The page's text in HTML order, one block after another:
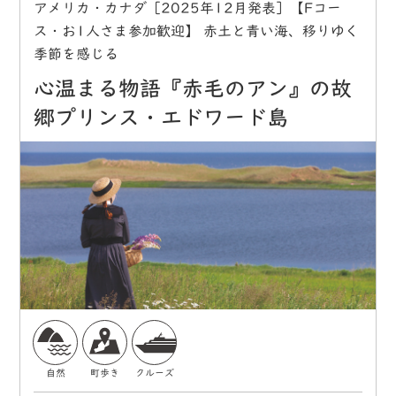
アメリカ・カナダ［2025年12月発表］【Fコー
ス・お1人さま参加歓迎】 赤土と青い海、移りゆく
季節を感じる
心温まる物語『赤毛のアン』の故
郷プリンス・エドワード島
自然 町歩き クルーズ